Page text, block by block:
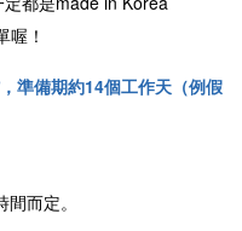
喔！
準備期約14個工作天（例假
而定。